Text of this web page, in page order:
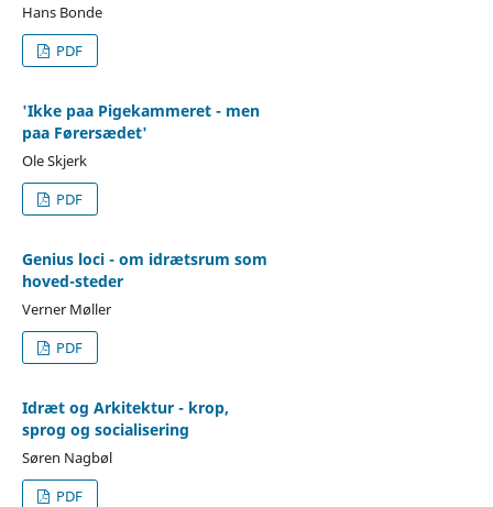
Hans Bonde
PDF
'Ikke paa Pigekammeret - men
paa Førersædet'
Ole Skjerk
PDF
Genius loci - om idrætsrum som
hoved-steder
Verner Møller
PDF
Idræt og Arkitektur - krop,
sprog og socialisering
Søren Nagbøl
PDF